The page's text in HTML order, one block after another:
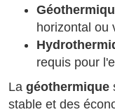
horizontal ou
requis pour
La géothermique
stable et des